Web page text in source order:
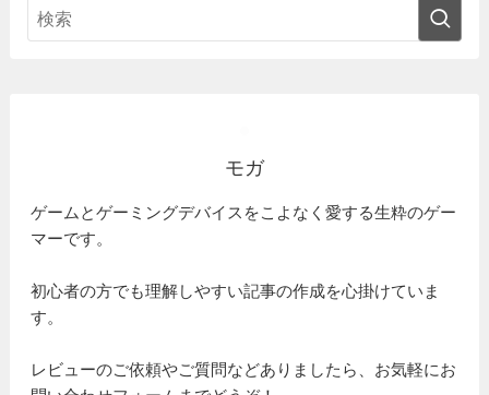
モガ
ゲームとゲーミングデバイスをこよなく愛する生粋のゲー
マーです。
初心者の方でも理解しやすい記事の作成を心掛けていま
す。
レビューのご依頼やご質問などありましたら、お気軽にお